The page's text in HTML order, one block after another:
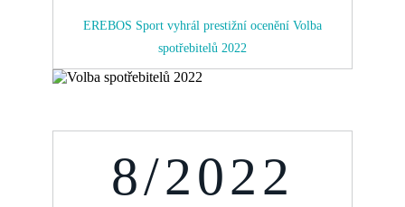
EREBOS Sport vyhrál prestižní ocenění Volba
spotřebitelů 2022
8/2022